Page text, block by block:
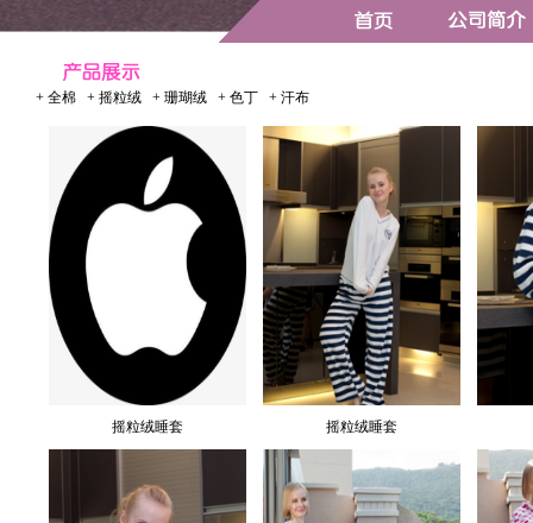
+ 全棉+ 摇粒绒+ 珊瑚绒+ 色丁+ 汗布
摇粒绒睡套 摇粒绒睡套